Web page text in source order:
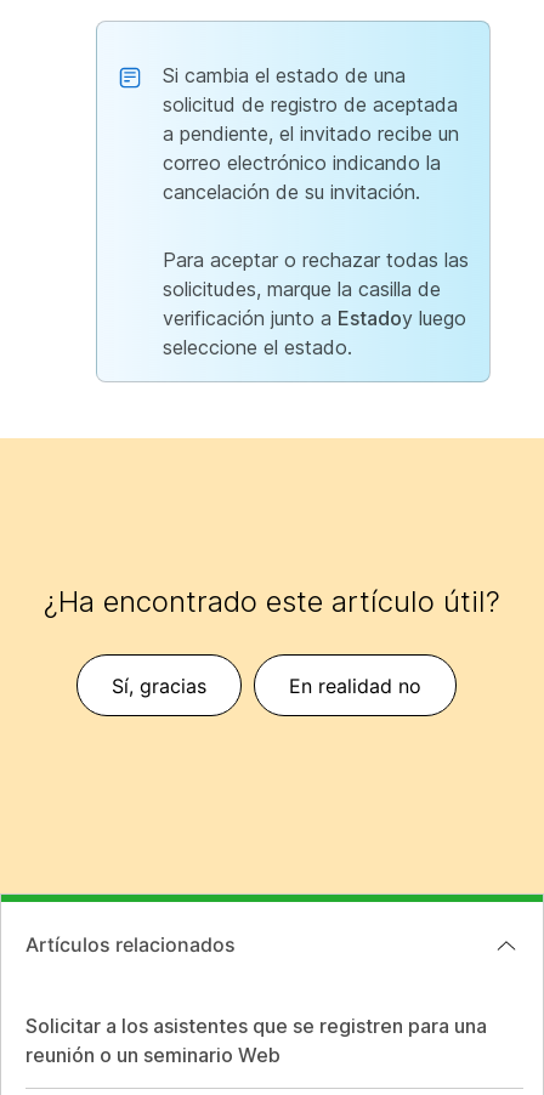
Si cambia el estado de una
solicitud de registro de aceptada
a pendiente, el invitado recibe un
correo electrónico indicando la
cancelación de su invitación.
Para aceptar o rechazar todas las
solicitudes, marque la casilla de
verificación junto a Estadoy luego
seleccione el estado.
¿Ha encontrado este artículo útil?
Sí, gracias En realidad no
Artículos relacionados
Solicitar a los asistentes que se registren para una
reunión o un seminario Web